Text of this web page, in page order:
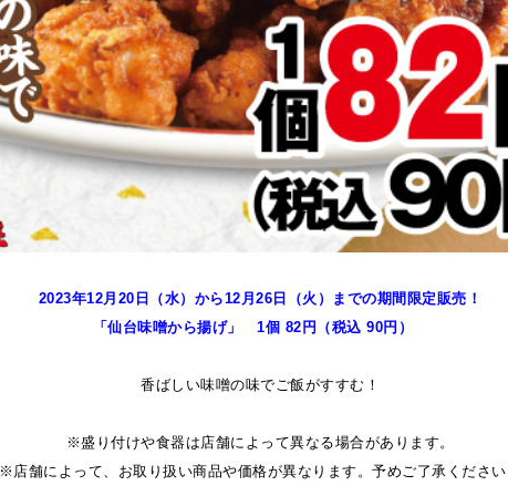
2023年12月20日（水）から12月26 日（火）までの期間限定販売！
「仙台味噌から揚げ」 1個 82 円（税込 90円）
香ばしい味噌の味でご飯がすすむ！
※盛り付けや食器は店舗によって異なる場合があります。
※店舗によって、お取り扱い商品や価格が異なります。予めご了承くださ